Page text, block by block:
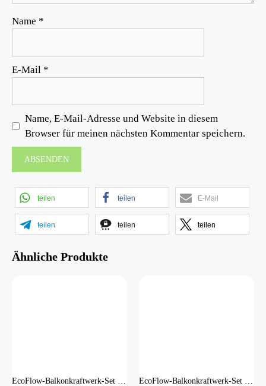
Name *
E-Mail *
Name, E-Mail-Adresse und Website in diesem
Browser für meinen nächsten Kommentar speichern.
teilen teilen E-Mail
teilen teilen teilen
Ähnliche Produkte
EcoFlow-Balkonkraftwerk-Set - 1 Modul EcoFlow-Balkonkraftwerk-Set - 2 Module